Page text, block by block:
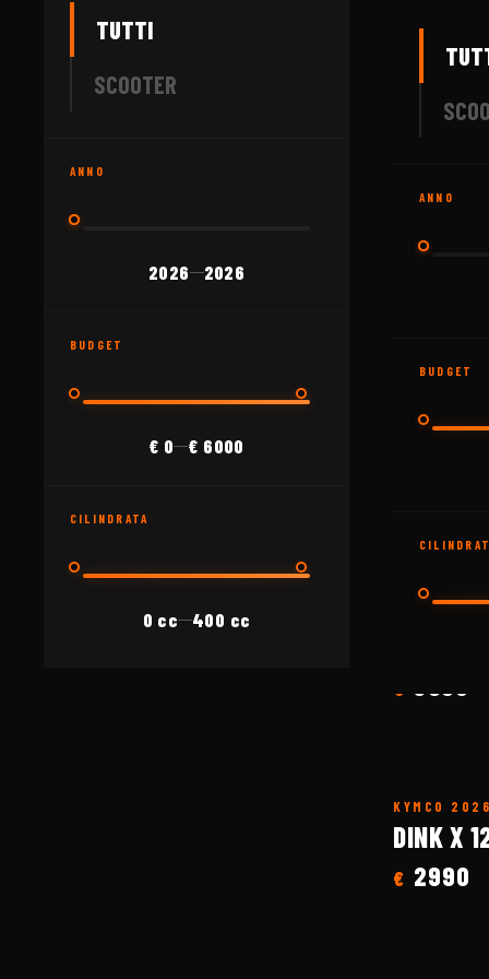
TUTTI
SCOOTER
ANNO
2026—2026
BUDGET
€ 0—€ 6000
CILINDRATA
0 cc—400 cc
ANNO
BUDGET
2290
KYMCO
DINK R
€ 3590
KYMCO 2026
DINK X
€ 2990